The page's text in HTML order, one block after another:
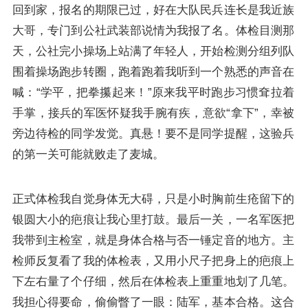
回到家，报名的期限已过，好在大队民兵连长是我近族
大哥，专门到公社武装部说情为我报了名。体检目测那
天，公社完小操场上站满了年轻人，开始检测分组列队
围着操场跑步转圈，跑着跑着我听到一个熟悉的声音在
喊：“学平，把拳攥起来！”原来我平时跑步习惯耷拉着
手掌，接兵的军医怀疑我手腕有疾，意欲“拿下”，幸被
旁边待检的同学发觉。真悬！要不是同学提醒，这验兵
的第一关可能就败走了麦城。
正式体检我自觉身体无大碍，只是小时胸前生疮留下的
银圆大小的疤痕让我心里打鼓。最后一关，一名军医把
我带到主检室，就是身体合格与否一锤定音的地方。主
检师反复看了我的体检表，又用小尺子把身上的疤痕上
下左右量了个仔细，然后在体检表上重重地划了几笔。
我担心得要命，偷偷瞥了一眼：陆军，基本合格。这合